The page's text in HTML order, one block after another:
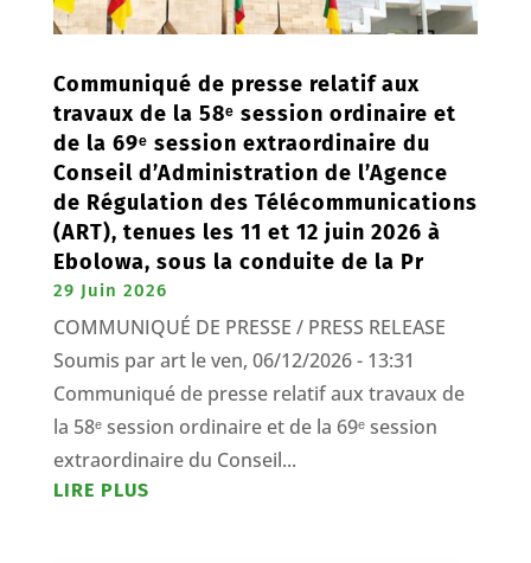
Communiqué de presse relatif aux
travaux de la 58ᵉ session ordinaire et
de la 69ᵉ session extraordinaire du
Conseil d’Administration de l’Agence
de Régulation des Télécommunications
(ART), tenues les 11 et 12 juin 2026 à
Ebolowa, sous la conduite de la Pr
29 Juin 2026
COMMUNIQUÉ DE PRESSE / PRESS RELEASE
Soumis par art le ven, 06/12/2026 - 13:31
Communiqué de presse relatif aux travaux de
la 58ᵉ session ordinaire et de la 69ᵉ session
extraordinaire du Conseil...
LIRE PLUS